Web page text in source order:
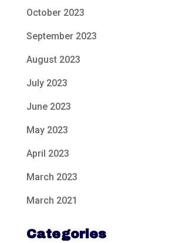
October 2023
September 2023
August 2023
July 2023
June 2023
May 2023
April 2023
March 2023
March 2021
Categories